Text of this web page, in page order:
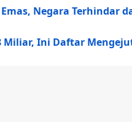
Negara Terhindar
Miliar, Ini Daftar